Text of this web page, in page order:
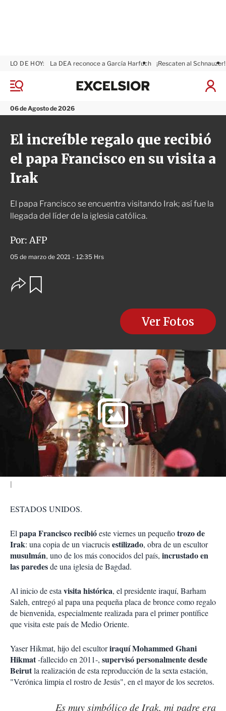
M
n
ú
06 de Agosto de 2026
LO DE HOY: La DEA reconoce a García Harfuch ¡Rescaten al Schnauzer!
I
a
S
e
n
x
l
i
o
r
El increíble regalo que recibió
el papa Francisco en su visita a
Irak
El papa Francisco se encuentra visitando Irak; así fue la
llegada del líder de la iglesia católica.
Por:AFP
05 de marzo de 2021 - 12:35 Hrs
O
p
s
d
e
c
o
m
p
a
t
Ver Fotos
ESTADOS UNIDOS.
El papa Francisco recibióeste viernes un pequeñotrozo de
Irak: una copia de un viacrucisestilizado, obra de un escultor
musulmán, uno de los más conocidos del país, incrustado en
las paredesde una iglesia de Bagdad.
Al inicio de esta visita histórica, el presidente iraquí, Barham
Saleh, entregó al papa una pequeña placa de bronce como regalo
de bienvenida, especialmente realizada para el primer pontífice
que visita este país de Medio Oriente.
Yaser Hikmat, hijo del escultoriraquí Mohammed Ghani
Hikmat-fallecido en 2011-, supervisó personalmente desde
Beirutla realización de esta reproducción de la sexta estación,
"Verónica limpia el rostro de Jesús", en el mayor de los secretos.
Es muy simbólico de Irak, mi padre era